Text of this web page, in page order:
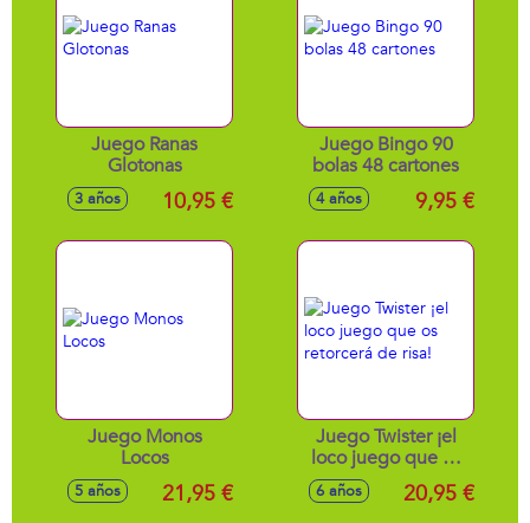
Juego Ranas
Glotonas
3 años 10,95 €
Juego Bingo 90
bolas 48 cartones
4 años 9,95 €
Juego Monos
Locos
5 años 21,95 €
Juego Twister ¡el
loco juego que os
retorcerá de risa!
6 años 20,95 €